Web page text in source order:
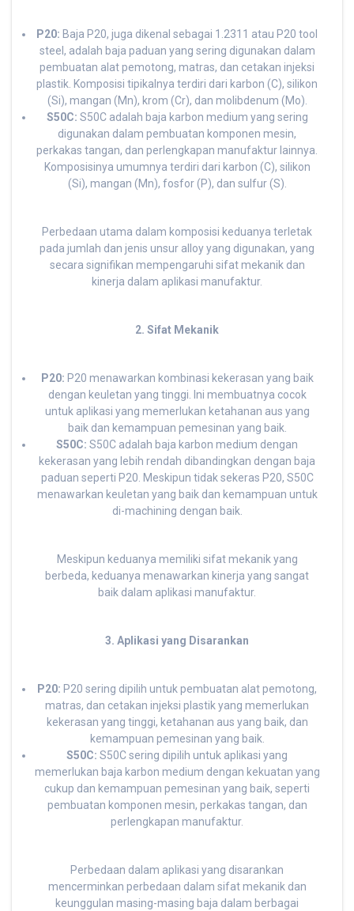
P20: Baja P20, juga dikenal sebagai 1.2311 atau P20 tool
steel, adalah baja paduan yang sering digunakan dalam
pembuatan alat pemotong, matras, dan cetakan injeksi
plastik. Komposisi tipikalnya terdiri dari karbon (C), silikon
(Si), mangan (Mn), krom (Cr), dan molibdenum (Mo).
S50C: S50C adalah baja karbon medium yang sering
digunakan dalam pembuatan komponen mesin,
perkakas tangan, dan perlengkapan manufaktur lainnya.
Komposisinya umumnya terdiri dari karbon (C), silikon
(Si), mangan (Mn), fosfor (P), dan sulfur (S).
Perbedaan utama dalam komposisi keduanya terletak
pada jumlah dan jenis unsur alloy yang digunakan, yang
secara signifikan mempengaruhi sifat mekanik dan
kinerja dalam aplikasi manufaktur.
2. Sifat Mekanik
P20: P20 menawarkan kombinasi kekerasan yang baik
dengan keuletan yang tinggi. Ini membuatnya cocok
untuk aplikasi yang memerlukan ketahanan aus yang
baik dan kemampuan pemesinan yang baik.
S50C: S50C adalah baja karbon medium dengan
kekerasan yang lebih rendah dibandingkan dengan baja
paduan seperti P20. Meskipun tidak sekeras P20, S50C
menawarkan keuletan yang baik dan kemampuan untuk
di-machining dengan baik.
Meskipun keduanya memiliki sifat mekanik yang
berbeda, keduanya menawarkan kinerja yang sangat
baik dalam aplikasi manufaktur.
3. Aplikasi yang Disarankan
P20: P20 sering dipilih untuk pembuatan alat pemotong,
matras, dan cetakan injeksi plastik yang memerlukan
kekerasan yang tinggi, ketahanan aus yang baik, dan
kemampuan pemesinan yang baik.
S50C: S50C sering dipilih untuk aplikasi yang
memerlukan baja karbon medium dengan kekuatan yang
cukup dan kemampuan pemesinan yang baik, seperti
pembuatan komponen mesin, perkakas tangan, dan
perlengkapan manufaktur.
Perbedaan dalam aplikasi yang disarankan
mencerminkan perbedaan dalam sifat mekanik dan
keunggulan masing-masing baja dalam berbagai